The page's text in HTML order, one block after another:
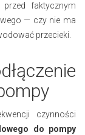
przed faktycznym
— czy nie ma
przecieki.
czynności
do pompy